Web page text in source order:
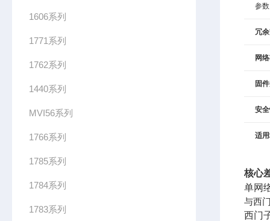
1606系列
1771系列
1762系列
1440系列
MVI56系列
1766系列
1785系列
1784系列
1783系列
参数
冗
网
固
安
适
核心
单网
与西
西门